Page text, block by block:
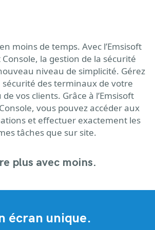
moins de temps. Avec l’Emsisoft
la gestion de la sécurité
niveau de simplicité. Gérez
des terminaux de votre
vos clients. Grâce à l’Emsisoft
vous pouvez accéder aux
et effectuer exactement les
tâches que sur site.
plus avec moins.
écran unique.